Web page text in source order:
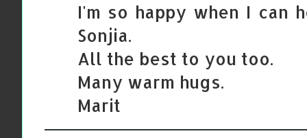
I'm so happy when I can
Sonjia.
All the best to you too.
Many warm hugs.
Marit